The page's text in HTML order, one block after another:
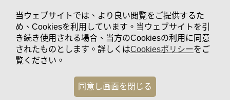
当ウェブサイトでは、より良い閲覧をご提供するた
め、Cookiesを利用しています。当ウェブサイトを引
き続き使用される場合、当方のCookiesの利用に同意
されたものとします。詳しくはCookiesポリシーをご
覧ください。
同意し画面を閉じる